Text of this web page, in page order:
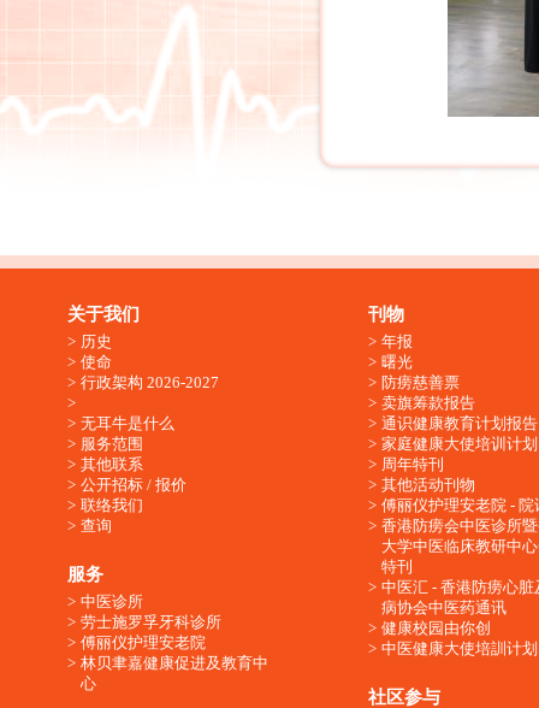
关于我们
历史
使命
行政架构 2026-2027
无耳牛是什么
服务范围
其他联系
公开招标 / 报价
联络我们
查询
服务
中医诊所
劳士施罗孚牙科诊所
傅丽仪护理安老院
林贝聿嘉健康促进及教育中
心
刊物
年报
曙光
防痨慈善票
卖旗筹款报告
通识健康教育计划报告
家庭健康大使培训计划
周年特刊
其他活动刊物
傅丽仪护理安老院 - 院
香港防痨会中医诊所
大学中医临床教研中
特刊
中医汇 - 香港防痨心脏
病协会中医药通讯
健康校园由你创
中医健康大使培訓计划
社区参与